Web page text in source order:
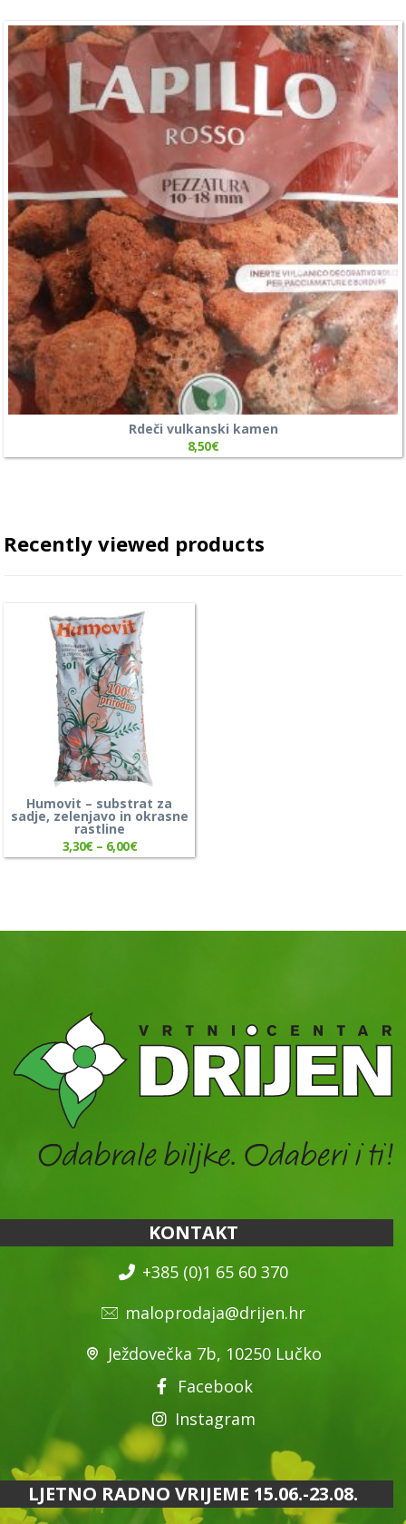
Rdeči vulkanski kamen
8,50€
Recently viewed products
Humovit – substrat za
sadje, zelenjavo in okrasne
rastline
3,30€– 6,00€
KONTAKT
+385 (0)1 65 60 370
maloprodaja@drijen.hr
Ježdovečka 7b, 10250 Lučko
Facebook
Instagram
LJETNO RADNO VRIJEME 15.06.-23.08.